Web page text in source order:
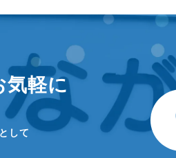
気軽に
して